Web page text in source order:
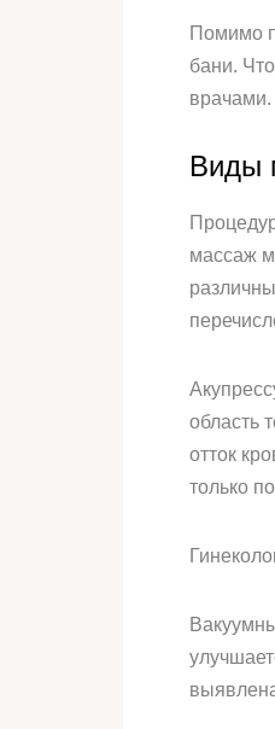
Помимо
бани.
врачами.
Виды
массаж
область
отток
только